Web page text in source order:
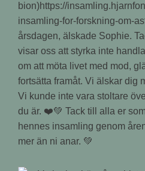
bion)https://
insamling-for-forskning-om-
årsdagen, älskade Sophie.
visar oss att styrka inte
om att möta livet med mod,
fortsätta framåt. Vi älskar dig
Vi kunde inte vara stoltare
du är. ❤️💚 Tack till alla er
hennes insamling genom
mer än ni anar. 💚